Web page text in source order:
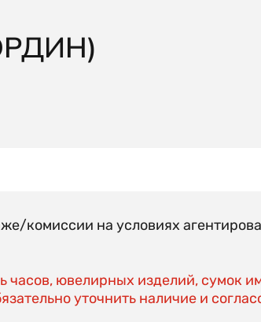
комиссии на условиях
часов, ювелирных изделий, сумок
уточнить наличие и